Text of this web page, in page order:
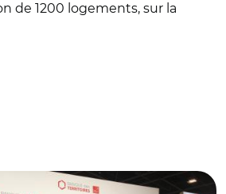
de 1200 logements, sur la